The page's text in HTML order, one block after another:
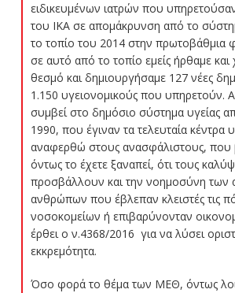
ειδικευμένων ιατρών που
του ΙΚΑ σε απομάκρυνση από το
το τοπίο του 2014 στην πρωτοβάθμια
σε αυτό από το τοπίο εμείς ήρθαμε και
θεσμό και δημιουργήσαμε 127 νέες
1.150 υγειονομικούς που υπηρετούν.
συμβεί στο δημόσιο σύστημα υγείας
1990, που έγιναν τα τελευταία κέντρα
αναφερθώ στους ανασφάλιστους, που
όντως το έχετε ξαναπεί, ότι τους
προσβάλλουν και την νοημοσύνη των
ανθρώπων που έβλεπαν κλειστές τις
νοσοκομείων ή επιβαρύνονταν
έρθει ο ν.4368/2016 για να λύσει
εκκρεμότητα.
Όσο φορά το θέμα των ΜΕΘ, όντως